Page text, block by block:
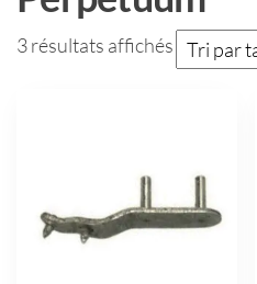
3 résultats affichés